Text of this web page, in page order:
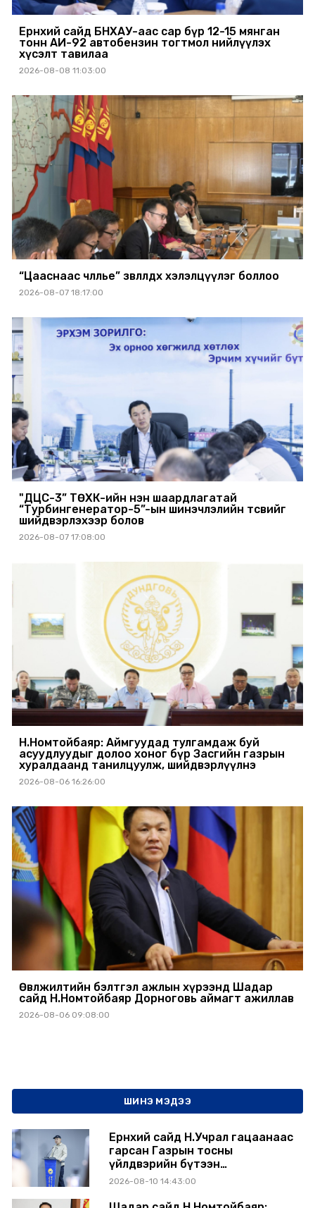
Ерөнхий сайд БНХАУ-аас сар бүр 12-15 мянган
тонн АИ-92 автобензин тогтмол нийлүүлэх
хүсэлт тавилаа
2026-08-08 11:03:00
“Цааснаас чөлөөлье” зөвлөлдөх хэлэлцүүлэг боллоо
2026-08-07 18:17:00
"ДЦС-3” ТӨХК-ийн нэн шаардлагатай
“Турбингенератор-5”-ын шинэчлэлийн төсвийг
шийдвэрлэхээр болов
2026-08-07 17:08:00
Н.Номтойбаяр: Аймгуудад тулгамдаж буй
асуудлуудыг долоо хоног бүр Засгийн газрын
хуралдаанд танилцуулж, шийдвэрлүүлнэ
2026-08-06 16:26:00
Өвөлжилтийн бэлтгэл ажлын хүрээнд Шадар
сайд Н.Номтойбаяр Дорноговь аймагт ажиллав
2026-08-06 09:08:00
ШИНЭ МЭДЭЭ
Ерөнхий сайд Н.Учрал гацаанаас
гарсан Газрын тосны
үйлдвэрийн бүтээн
байгуулалтыг тасралтгүй
хангамжийг баталгаажуулах
2026-08-10 14:43:00